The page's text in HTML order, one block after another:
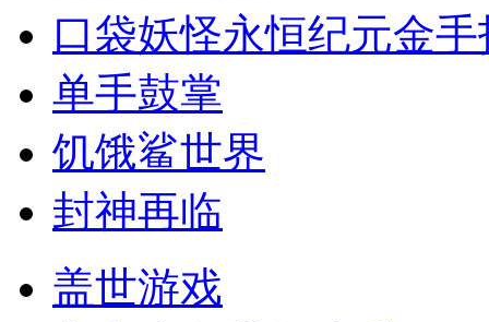
口袋妖怪永恒纪元金手
单手鼓掌
饥饿鲨世界
封神再临
盖世游戏